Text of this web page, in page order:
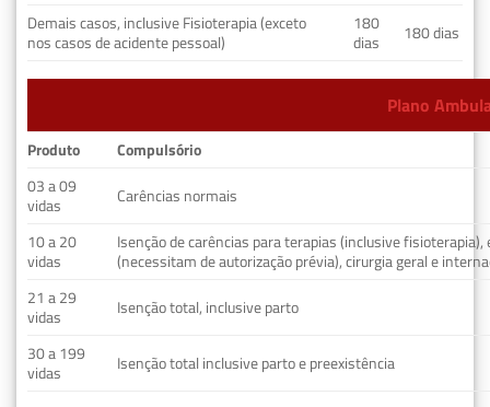
Demais casos, inclusive Fisioterapia (exceto
nos casos de acidente pessoal)
180
dias
180 dias
Plano
Produto
Compulsório
03 a 09
vidas
Carências normais
10 a 20
vidas
Isenção de carências para terapias (inclusive fisioterapia),
(necessitam de autorização prévia), cirurgia geral e
21 a 29
vidas
Isenção total, inclusive parto
30 a 199
vidas
Isenção total inclusive parto e preexistência